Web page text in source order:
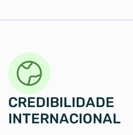
CREDIBILIDADE
INTERNACIONAL